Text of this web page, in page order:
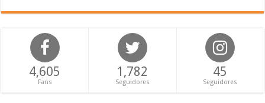
4,605
Fans
1,782
Seguidores
45
Seguidores